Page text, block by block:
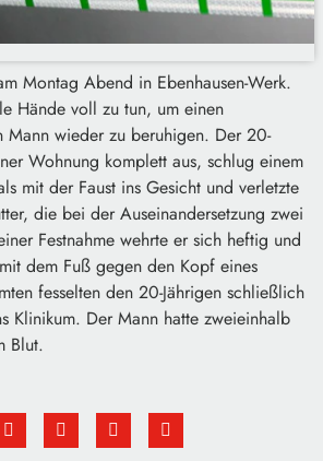
Montag Abend in Ebenhausen-Werk.
Hände voll zu tun, um einen
Mann wieder zu beruhigen. Der 20-
Wohnung komplett aus, schlug einem
mit der Faust ins Gesicht und verletzte
die bei der Auseinandersetzung zwei
Festnahme wehrte er sich heftig und
dem Fuß gegen den Kopf eines
fesselten den 20-Jährigen schließlich
Klinikum. Der Mann hatte zweieinhalb
Blut.